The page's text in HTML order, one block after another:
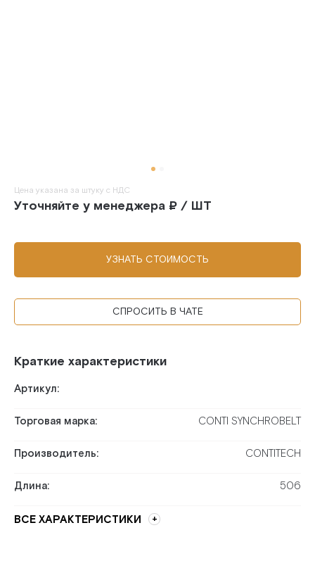
Краткие характеристики
Артикул:
Торговая марка: CONTI SYNCHROBELT
Производитель: CONTITECH
Длина: 506
ВСЕ ХАРАКТЕРИСТИКИ
Цена указана за штуку с НДС
Уточняйте у менеджера ₽ / ШТ
УЗНАТЬ СТОИМОСТЬ
СПРОСИТЬ В ЧАТЕ